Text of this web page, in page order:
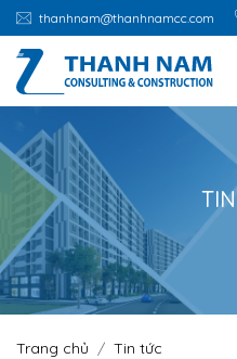
thanhnam@thanhnamcc.com
TRANG CHỦ
GIỚI THIỆU
DỊCH VỤ
DỰ ÁN
Trang chủ
Tin tức